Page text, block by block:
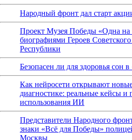
Народный фронт дал старт
Проект Музея Победы «Одна на
биографиями Героев
Республики
Безопасен ли для здоровья сон
Как нейросети открывают
диагностике: реальные кейсы и
использования ИИ
Представители Народного
знаки «Всё для Победы»
Москвы